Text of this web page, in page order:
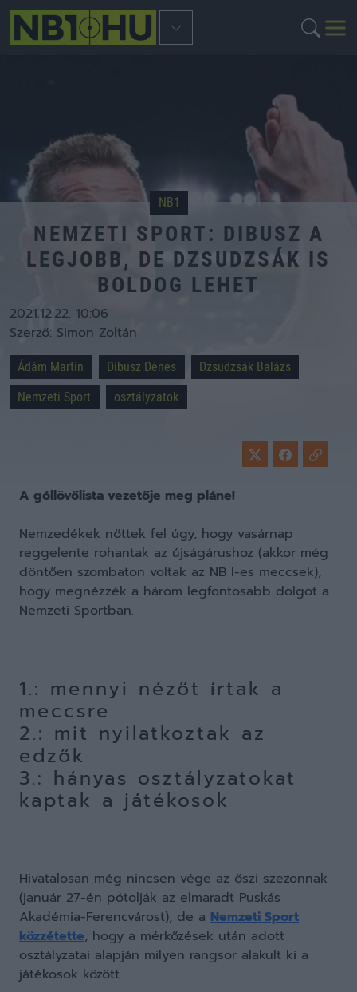
NB1
NEMZETI SPORT: DIBUSZ A
LEGJOBB, DE DZSUDZSÁK IS
BOLDOG LEHET
2021.12.22. 10:06
Szerző: Simon Zoltán
Ádám Martin Dibusz Dénes
Dzsudzsák Balázs
Nemzeti Sport
osztályzatok
A góllövőlista vezetője meg pláne!
Nemzedékek nőttek fel úgy, hogy vasárnap
reggelente rohantak az újságárushoz (akkor még
döntően szombaton voltak az NB I-es meccsek),
hogy megnézzék a három legfontosabb dolgot a
Nemzeti Sportban.
1.: mennyi nézőt írtak a
meccsre
2.: mit nyilatkoztak az
edzők
3.: hányas osztályzatokat
kaptak a játékosok
Hivatalosan még nincsen vége az őszi szezonnak
(január 27-én pótolják az elmaradt Puskás
Akadémia-Ferencvárost), de a Nemzeti Sport
közzétette, hogy a mérkőzések után adott
osztályzatai alapján milyen rangsor alakult ki a
játékosok között.